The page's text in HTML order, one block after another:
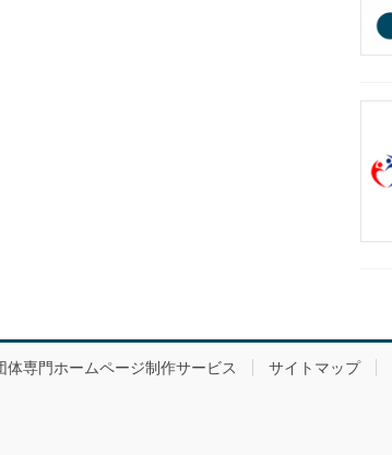
体専門ホームページ制作サービス サイトマップ